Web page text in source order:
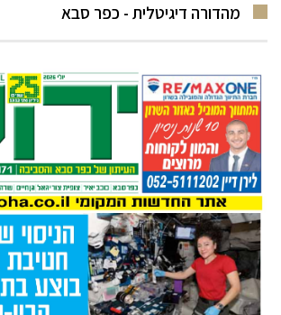
מהדורה דיגיטלית - כפר סבא